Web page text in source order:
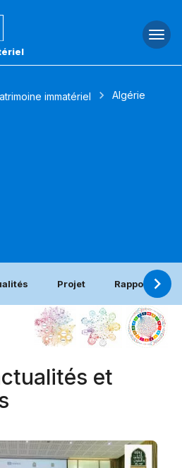
immatériel Algérie
Projet Rapport
et